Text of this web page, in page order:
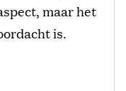
maar het
is.